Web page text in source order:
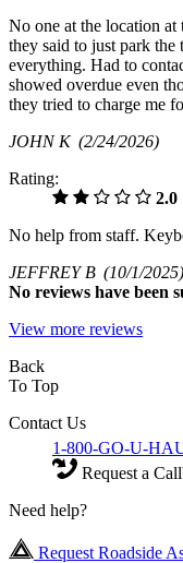
No one at the location
they said to just park the
everything. Had to
showed overdue even
they tried to charge me
JOHN K (2/24/2026)
Rating:
2.0
No help from staff.
JEFFREY B (10/1/2025)
No reviews have been
View more reviews
Back
To Top
Contact Us
1-800-GO-U-
Request a
Need help?
Request Roadside